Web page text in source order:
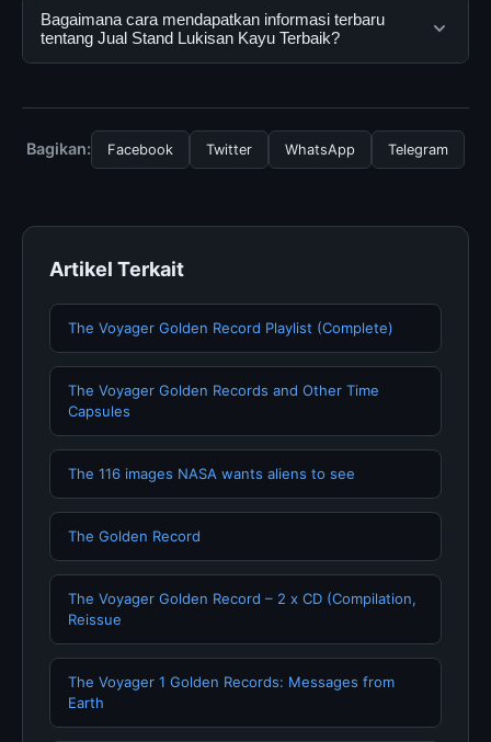
dapat menggunakannya dengan mengunjungi situs
resmi dan mengikuti panduan yang tersedia.
Ya, Jual Stand Lukisan Kayu Terbaik dapat diakses
secara gratis oleh semua pengguna. Tidak ada biaya
tersembunyi atau langganan yang diperlukan untuk
Bagaimana cara mendapatkan informasi terbaru
tentang Jual Stand Lukisan Kayu Terbaik?
halaman resmi kami secara berkala. Kami selalu
memperbarui konten dengan informasi terkini dan
Bagikan: Facebook Twitter WhatsApp Telegram
Artikel Terkait
The Voyager Golden Record Playlist (Complete)
The Voyager Golden Records and Other Time
Capsules
The 116 images NASA wants aliens to see
The Golden Record
The Voyager Golden Record – 2 x CD (Compilation,
Reissue
The Voyager 1 Golden Records: Messages from
Earth